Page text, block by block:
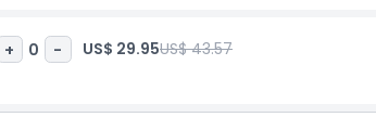
US$ 43.57
US$ 29.95
-
0
+